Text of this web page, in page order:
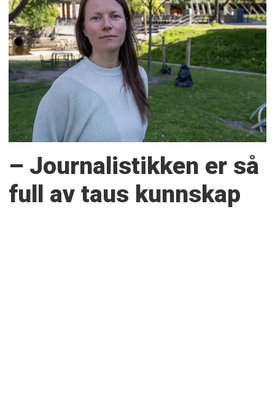
– Journalistikken er så
full av taus kunnskap